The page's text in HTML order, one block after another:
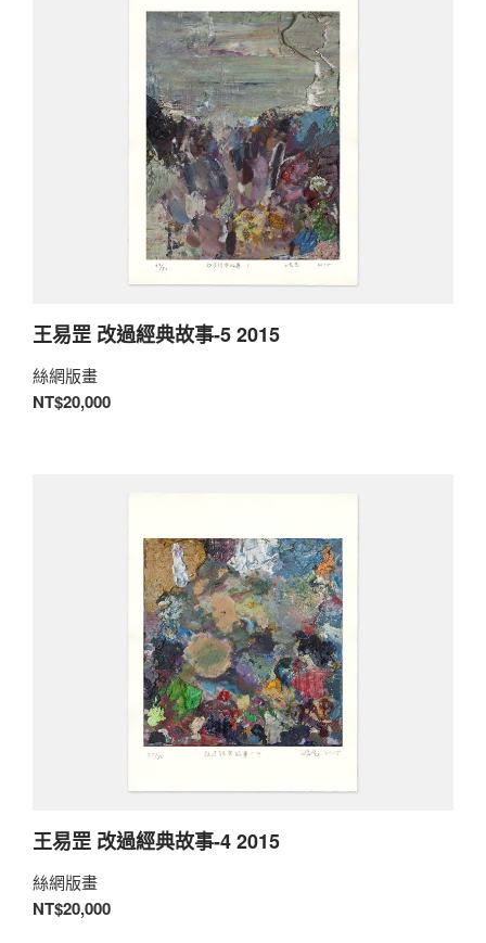
王易罡 改過經典故事-5 2015
絲網版畫
NT$20,000
王易罡 改過經典故事-4 2015
絲網版畫
NT$20,000